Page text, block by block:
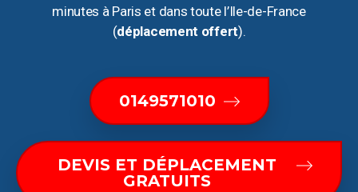
minutes à Paris et dans toute l’Ile-de-France
(déplacement offert).
0149571010
DEVIS ET DÉPLACEMENT
GRATUITS